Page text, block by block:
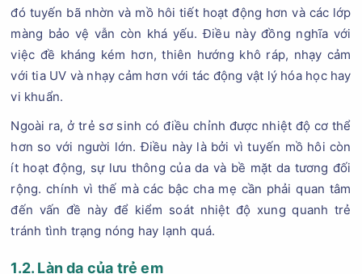
đó tuyến bã nhờn và mồ hôi tiết hoạt động hơn và các lớp
màng bảo vệ vẫn còn khá yếu. Điều này đồng nghĩa với
việc đề kháng kém hơn, thiên hướng khô ráp, nhạy cảm
với tia UV và nhạy cảm hơn với tác động vật lý hóa học hay
vi khuẩn.
Ngoài ra, ở trẻ sơ sinh có điều chỉnh được nhiệt độ cơ thể
hơn so với người lớn. Điều này là bởi vì tuyến mồ hôi còn
ít hoạt động, sự lưu thông của da và bề mặt da tương đối
rộng. chính vì thế mà các bậc cha mẹ cần phải quan tâm
đến vấn đề này để kiểm soát nhiệt độ xung quanh trẻ
tránh tình trạng nóng hay lạnh quá.
1.2. Làn da của trẻ em